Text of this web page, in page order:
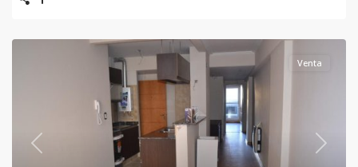
Previous Next
Venta